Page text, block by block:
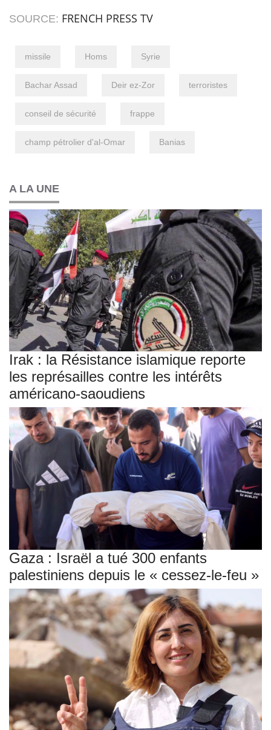
SOURCE: FRENCH PRESS TV
missile Homs Syrie
Bachar Assad Deir ez-Zor terroristes
conseil de sécurité frappe
champ pétrolier d'al-Omar Banias
A LA UNE
Irak : la Résistance islamique reporte
les représailles contre les intérêts
américano-saoudiens
Gaza : Israël a tué 300 enfants
palestiniens depuis le « cessez-le-feu »